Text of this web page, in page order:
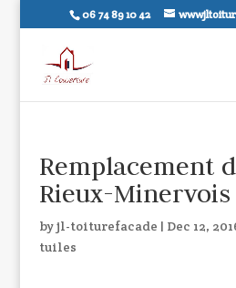
06 74 89 10 42
Remplacement
Rieux-Minervois
byjl-toiturefacade | Dec 12,
tuiles